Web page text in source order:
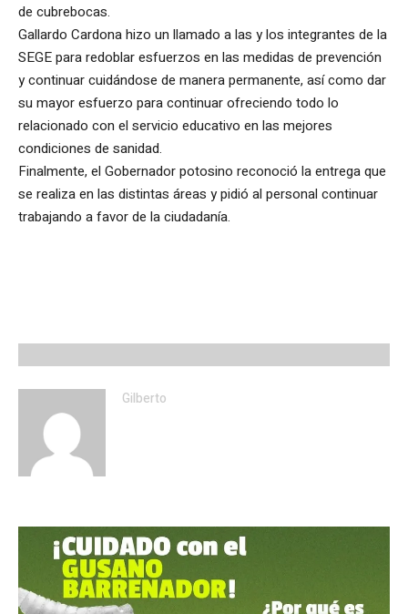
de cubrebocas.
Gallardo Cardona hizo un llamado a las y los integrantes de la
SEGE para redoblar esfuerzos en las medidas de prevención
y continuar cuidándose de manera permanente, así como dar
su mayor esfuerzo para continuar ofreciendo todo lo
relacionado con el servicio educativo en las mejores
condiciones de sanidad.
Finalmente, el Gobernador potosino reconoció la entrega que
se realiza en las distintas áreas y pidió al personal continuar
trabajando a favor de la ciudadanía.
Gilberto